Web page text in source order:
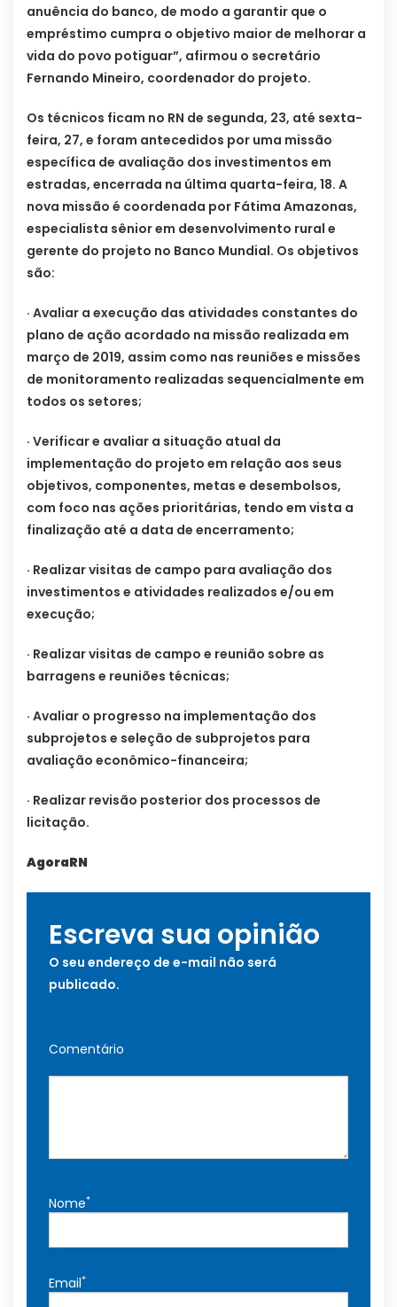
anuência do banco, de modo a garantir que o
empréstimo cumpra o objetivo maior de melhorar a
vida do povo potiguar”, afirmou o secretário
Fernando Mineiro, coordenador do projeto.
Os técnicos ficam no RN de segunda, 23, até sexta-
feira, 27, e foram antecedidos por uma missão
específica de avaliação dos investimentos em
estradas, encerrada na última quarta-feira, 18. A
nova missão é coordenada por Fátima Amazonas,
especialista sênior em desenvolvimento rural e
gerente do projeto no Banco Mundial. Os objetivos
são:
· Avaliar a execução das atividades constantes do
plano de ação acordado na missão realizada em
março de 2019, assim como nas reuniões e missões
de monitoramento realizadas sequencialmente em
todos os setores;
· Verificar e avaliar a situação atual da
implementação do projeto em relação aos seus
objetivos, componentes, metas e desembolsos,
com foco nas ações prioritárias, tendo em vista a
finalização até a data de encerramento;
· Realizar visitas de campo para avaliação dos
investimentos e atividades realizados e/ou em
execução;
· Realizar visitas de campo e reunião sobre as
barragens e reuniões técnicas;
· Avaliar o progresso na implementação dos
subprojetos e seleção de subprojetos para
avaliação econômico-financeira;
· Realizar revisão posterior dos processos de
licitação.
AgoraRN
Escreva sua opinião
O seu endereço de e-mail não será
publicado.
Comentário
Nome*
Email*